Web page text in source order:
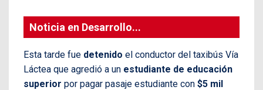
Noticia en Desarrollo...
Esta tarde fue detenido el conductor del taxibús Vía
Láctea que agredió a un estudiante de educación
superior por pagar pasaje estudiante con $5 mil